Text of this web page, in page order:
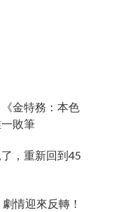
金特務：本色
敗筆
，重新回到45
情迎來反轉！